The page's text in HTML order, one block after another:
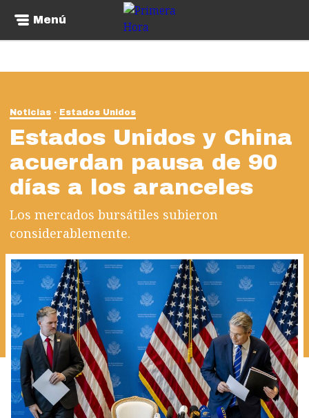
Menú
Noticias Estados Unidos
Estados Unidos y China
acuerdan pausa de 90
días a los aranceles
Los mercados bursátiles subieron
considerablemente.